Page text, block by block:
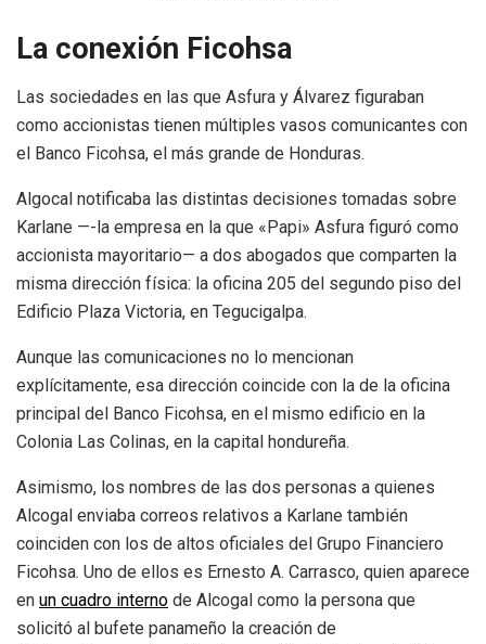
La conexión Ficohsa
Las sociedades en las que Asfura y Álvarez figuraban
como accionistas tienen múltiples vasos comunicantes con
el Banco Ficohsa, el más grande de Honduras.
Algocal notificaba las distintas decisiones tomadas sobre
Karlane —-la empresa en la que «Papi» Asfura figuró como
accionista mayoritario— a dos abogados que comparten la
misma dirección física: la oficina 205 del segundo piso del
Edificio Plaza Victoria, en Tegucigalpa.
Aunque las comunicaciones no lo mencionan
explícitamente, esa dirección coincide con la de la oficina
principal del Banco Ficohsa, en el mismo edificio en la
Colonia Las Colinas, en la capital hondureña.
Asimismo, los nombres de las dos personas a quienes
Alcogal enviaba correos relativos a Karlane también
coinciden con los de altos oficiales del Grupo Financiero
Ficohsa. Uno de ellos es Ernesto A. Carrasco, quien aparece
en un cuadro interno de Alcogal como la persona que
solicitó al bufete panameño la creación de